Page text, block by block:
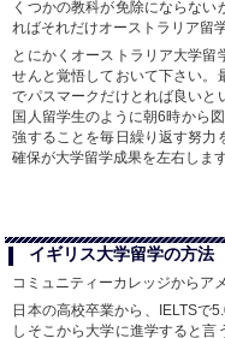
くつかの教科が免除にならない
ればそれだけオーストラリア留
とにかくオーストラリア大学留
せんと覚悟しておいて下さい。
でパスマークだけとれば良いと
国人留学生のように朝6時から
強することを毎日繰り返す努力
確保が大学留学成果を左右します
イギリス大学留学の方法
コミュニティーカレッジからア
日本の高校卒業から、IELTSで
しそこから大学に進学すると